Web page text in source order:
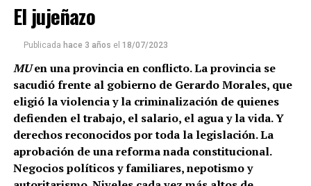
El jujeñazo
Publicada hace 3 años el 18/07/2023
MUen una provincia en conflicto. La provincia se
sacudió frente al gobierno de Gerardo Morales, que
eligió la violencia y la criminalización de quienes
defienden el trabajo, el salario, el agua y la vida. Y
derechos reconocidos por toda la legislación. La
aprobación de una reforma nada constitucional.
Negocios políticos y familiares, nepotismo y